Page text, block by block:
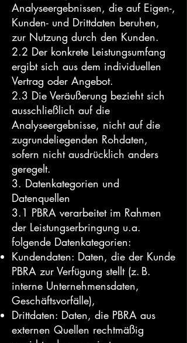
Analyseergebnissen, die auf Eigen-,
Kunden- und Drittdaten beruhen,
zur Nutzung durch den Kunden.
2.2 Der konkrete Leistungsumfang
ergibt sich aus dem individuellen
Vertrag oder Angebot.
2.3 Die Veräußerung bezieht sich
ausschließlich auf die
Analyseergebnisse, nicht auf die
zugrundeliegenden Rohdaten,
sofern nicht ausdrücklich anders
geregelt.
3. Datenkategorien und
Datenquellen
3.1 PBRA verarbeitet im Rahmen
der Leistungserbringung u.a.
folgende Datenkategorien:
Kundendaten: Daten, die der Kunde
PBRA zur Verfügung stellt (z. B.
interne Unternehmensdaten,
Geschäftsvorfälle),
Drittdaten: Daten, die PBRA aus
externen Quellen rechtmäßig